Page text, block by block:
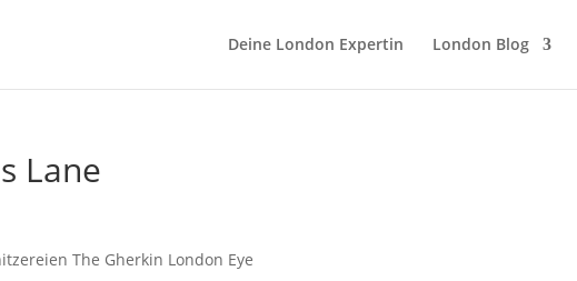
Deine London Expertin London Blog
Lane